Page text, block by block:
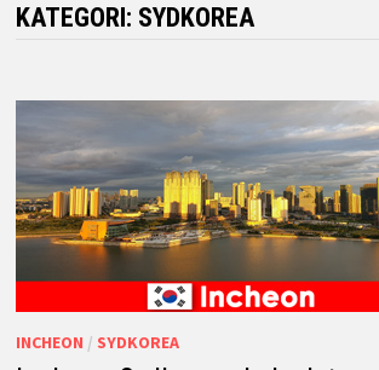
KATEGORI: SYDKOREA
INCHEON / SYDKOREA